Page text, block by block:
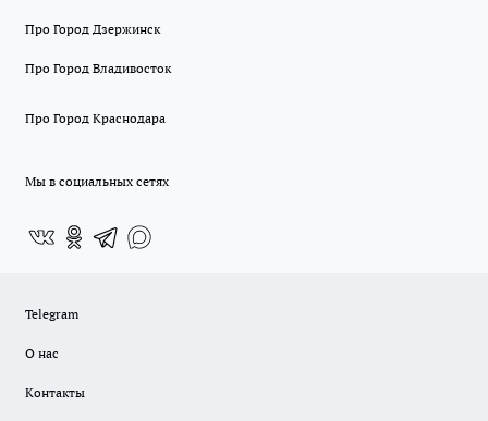
Про Город Дзержинск
Про Город Владивосток
Про Город Краснодара
Мы в социальных сетях
Telegram
О нас
Контакты